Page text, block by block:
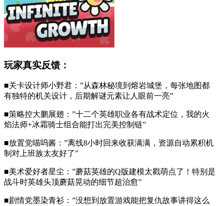
玩家真实反馈：
■关卡设计师小野君：”从森林秘境到熔岩城堡，每张地图都
有独特的机关设计，后期解谜元素让人眼前一亮”
■策略控大鹏展翅：”十二个英雄职业各有战术定位，我的火
焰法师+冰霜骑士组合能打出完美控制链”
■放置党喵呜酱：”离线8小时回来收获满满，资源自动累积机
制对上班族太友好了”
■美术爱好者星尘：”蘑菇英雄的Q版建模太戳萌点了！特别是
战斗时英雄头顶蘑菇晃动的细节超治愈”
■剧情党墨染青衫：”没想到放置游戏能把复仇故事讲得这么